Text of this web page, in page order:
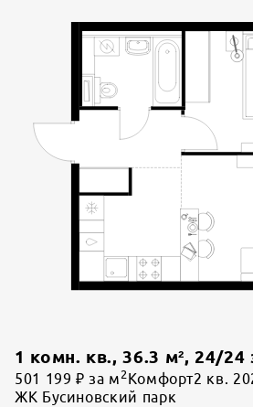
1 комн. кв., 36.3 м²,24/24
501 199 ₽ за м 2 Комфорт2 кв.
ЖК Бусиновский парк